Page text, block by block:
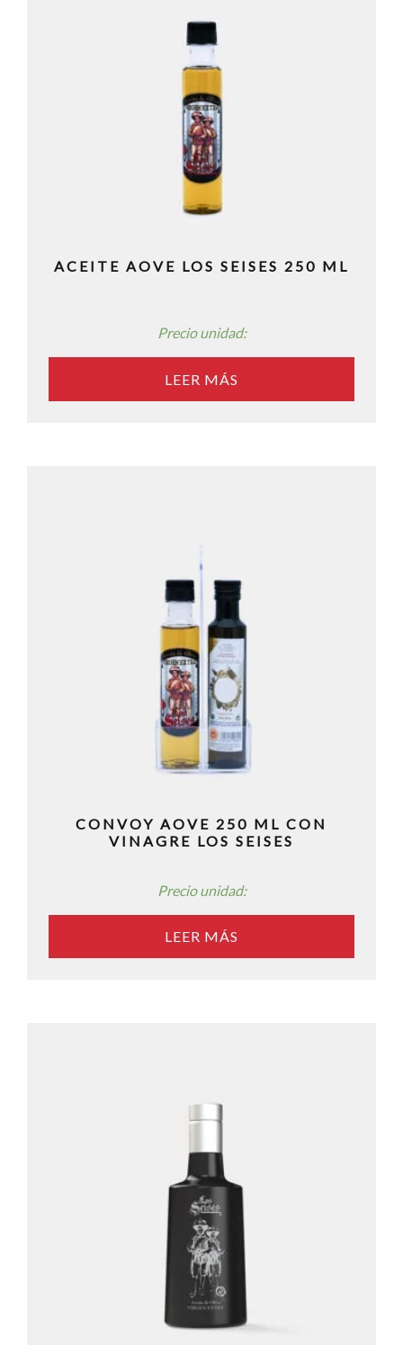
ACEITE AOVE LOS SEISES 250 ML
Precio unidad:
LEER MÁS
CONVOY AOVE 250 ML CON
VINAGRE LOS SEISES
Precio unidad:
LEER MÁS